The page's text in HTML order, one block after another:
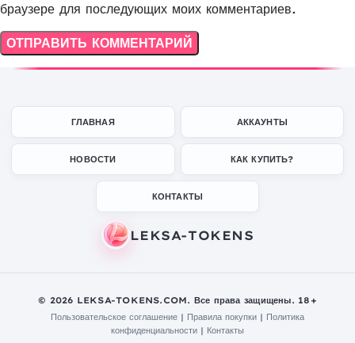
браузере для последующих моих комментариев.
ГЛАВНАЯ АККАУНТЫ
НОВОСТИ КАК КУПИТЬ?
КОНТАКТЫ
© 2026 LEKSA-TOKENS.COM. Все права защищены. 18+
Пользовательское соглашение | Правила покупки | Политика
конфиденциальности | Контакты